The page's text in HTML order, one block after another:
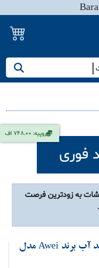
روپیه: 748.00 اف
فوری
به زودترین فرصت
اسپیکر بلوتوتی ضد آب برند Awei مدل